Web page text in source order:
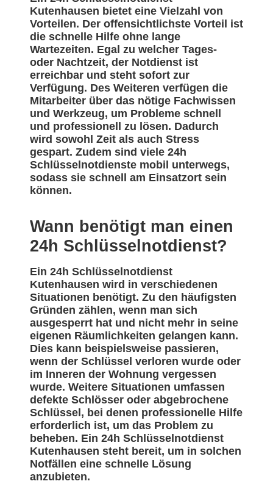
Kutenhausen bietet eine Vielzahl von
Vorteilen. Der offensichtlichste Vorteil ist
die schnelle Hilfe ohne lange
Wartezeiten. Egal zu welcher Tages-
oder Nachtzeit, der Notdienst ist
erreichbar und steht sofort zur
Verfügung. Des Weiteren verfügen die
Mitarbeiter über das nötige Fachwissen
und Werkzeug, um Probleme schnell
und professionell zu lösen. Dadurch
wird sowohl Zeit als auch Stress
gespart. Zudem sind viele 24h
Schlüsselnotdienste mobil unterwegs,
sodass sie schnell am Einsatzort sein
können.
Wann benötigt man einen
24h Schlüsselnotdienst?
Ein 24h Schlüsselnotdienst
Kutenhausen wird in verschiedenen
Situationen benötigt. Zu den häufigsten
Gründen zählen, wenn man sich
ausgesperrt hat und nicht mehr in seine
eigenen Räumlichkeiten gelangen kann.
Dies kann beispielsweise passieren,
wenn der Schlüssel verloren wurde oder
im Inneren der Wohnung vergessen
wurde. Weitere Situationen umfassen
defekte Schlösser oder abgebrochene
Schlüssel, bei denen professionelle Hilfe
erforderlich ist, um das Problem zu
beheben. Ein 24h Schlüsselnotdienst
Kutenhausen steht bereit, um in solchen
Notfällen eine schnelle Lösung
anzubieten.